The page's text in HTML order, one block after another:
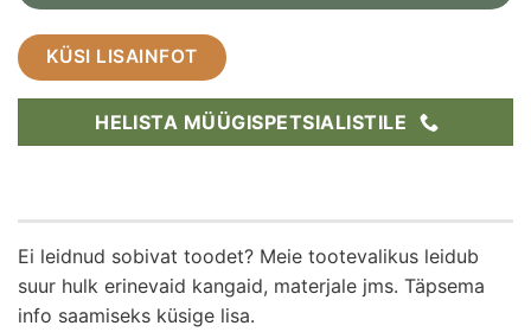
KÜSI LISAINFOT
HELISTA MÜÜGISPETSIALISTILE
Ei leidnud sobivat toodet? Meie tootevalikus leidub
suur hulk erinevaid kangaid, materjale jms. Täpsema
info saamiseks küsige lisa.